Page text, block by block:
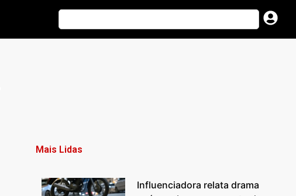
Mais Lidas
Influenciadora relata drama